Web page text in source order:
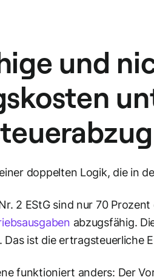
und
doppelten Logik, die in
2 EStG sind nur 70
abzugsfähig.
ist die ertragsteuerliche
funktioniert anders: Der